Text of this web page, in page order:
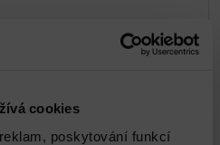
cookies
poskytování funkcí
DETAIL